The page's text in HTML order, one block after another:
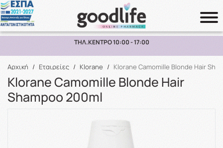
Αναζήτηση
ΠΑΡΑΛΑΒΗ ΑΠΟ ΤΟ ΚΑΤΑΣΤΗΜΑ ΑΝΩ ΤΩΝ 10€
Αρχική / Εταιρείες / Klorane / Klorane Camomille Blonde Hair
Klorane Camomille Blonde Hair
Shampoo 200ml